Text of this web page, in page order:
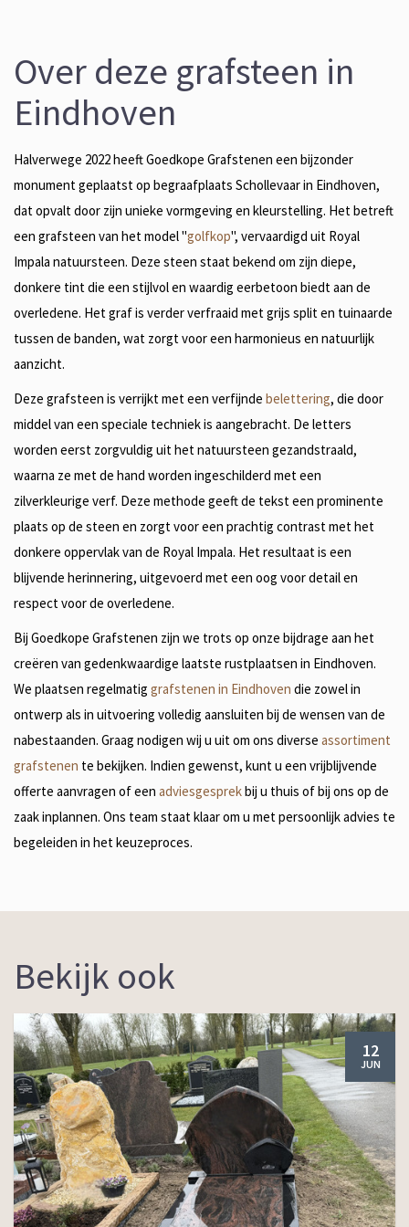
Over deze grafsteen in
Eindhoven
Halverwege 2022 heeft Goedkope Grafstenen een bijzonder
monument geplaatst op begraafplaats Schollevaar in Eindhoven,
dat opvalt door zijn unieke vormgeving en kleurstelling. Het betreft
een grafsteen van het model "golfkop", vervaardigd uit Royal
Impala natuursteen. Deze steen staat bekend om zijn diepe,
donkere tint die een stijlvol en waardig eerbetoon biedt aan de
overledene. Het graf is verder verfraaid met grijs split en tuinaarde
tussen de banden, wat zorgt voor een harmonieus en natuurlijk
aanzicht.
Deze grafsteen is verrijkt met een verfijnde belettering, die door
middel van een speciale techniek is aangebracht. De letters
worden eerst zorgvuldig uit het natuursteen gezandstraald,
waarna ze met de hand worden ingeschilderd met een
zilverkleurige verf. Deze methode geeft de tekst een prominente
plaats op de steen en zorgt voor een prachtig contrast met het
donkere oppervlak van de Royal Impala. Het resultaat is een
blijvende herinnering, uitgevoerd met een oog voor detail en
respect voor de overledene.
Bij Goedkope Grafstenen zijn we trots op onze bijdrage aan het
creëren van gedenkwaardige laatste rustplaatsen in Eindhoven.
We plaatsen regelmatig grafstenen in Eindhoven die zowel in
ontwerp als in uitvoering volledig aansluiten bij de wensen van de
nabestaanden. Graag nodigen wij u uit om ons diverse assortiment
grafstenen te bekijken. Indien gewenst, kunt u een vrijblijvende
offerte aanvragen of een adviesgesprekbij u thuis of bij ons op de
zaak inplannen. Ons team staat klaar om u met persoonlijk advies te
begeleiden in het keuzeproces.
Bekijk ook
12
JUN